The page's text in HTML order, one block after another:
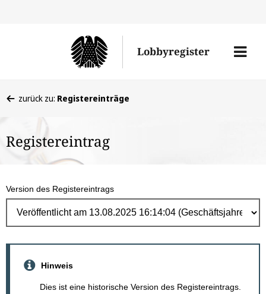
Lobbyregister
Menü
befinden
hier:
zurück zu: Registereinträge
Registereintrag
Version des Registereintrags
Hinweis
Dies ist eine historische Version des Registereintrags.